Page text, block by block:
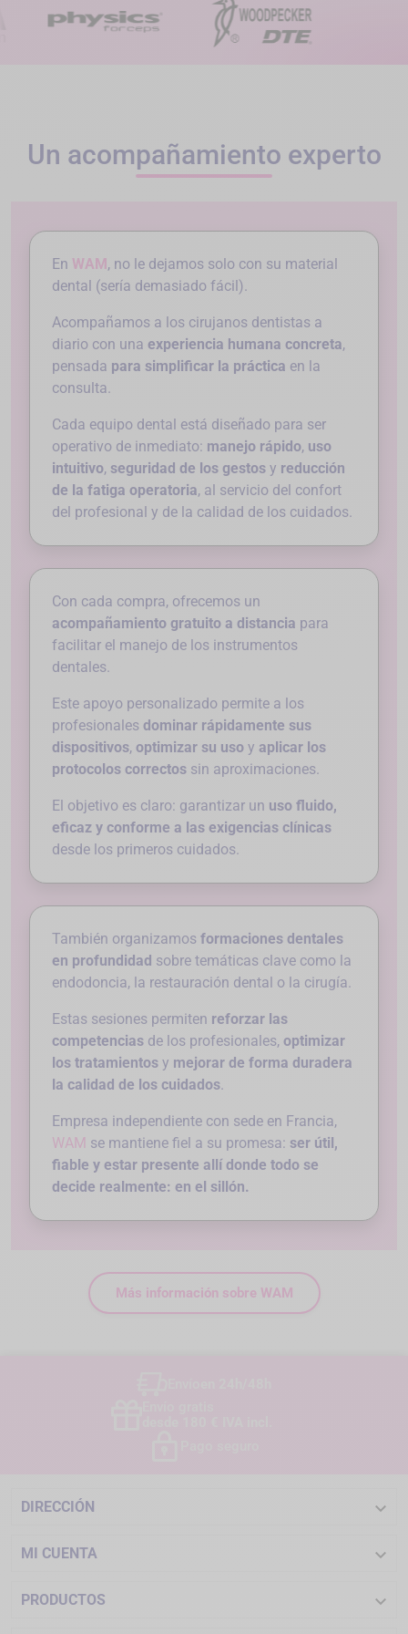
Un acompañamiento experto
En WAM , no le dejamos solo con su material
dental (sería demasiado fácil).
Acompañamos a los cirujanos dentistas a
diario con una experiencia humana concreta,
pensada para simplificar la práctica en la
consulta.
Cada equipo dental está diseñado para ser
operativo de inmediato: manejo rápido, uso
intuitivo, seguridad de los gestos y reducción
de la fatiga operatoria, al servicio del confort
del profesional y de la calidad de los cuidados.
Con cada compra, ofrecemos un
acompañamiento gratuito a distancia para
facilitar el manejo de los instrumentos
dentales.
Este apoyo personalizado permite a los
profesionales dominar rápidamente sus
dispositivos, optimizar su uso y aplicar los
protocolos correctos sin aproximaciones.
El objetivo es claro: garantizar un uso fluido,
eficaz y conforme a las exigencias clínicas
desde los primeros cuidados.
También organizamos formaciones dentales
en profundidad sobre temáticas clave como la
endodoncia, la restauración dental o la cirugía.
Estas sesiones permiten reforzar las
competencias de los profesionales, optimizar
los tratamientos y mejorar de forma duradera
la calidad de los cuidados.
Empresa independiente con sede en Francia,
WAM se mantiene fiel a su promesa: ser útil,
fiable y estar presente allí donde todo se
decide realmente: en el sillón.
Más información sobre WAM
DIRECCIÓN 
MI CUENTA 
PRODUCTOS 